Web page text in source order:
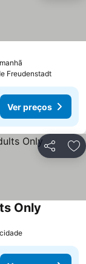
Freudenstadt
Ver preços
Partilhar
Only